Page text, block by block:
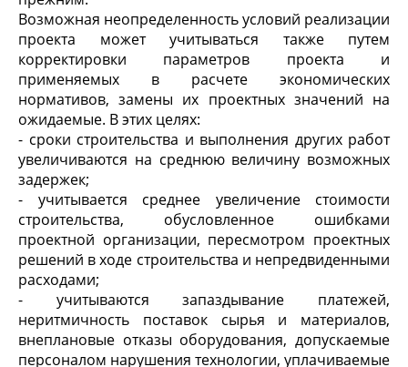
Возможная неопределенность условий реализации
проекта может учитываться также путем
корректировки параметров проекта и
применяемых в расчете экономических
нормативов, замены их проектных значений на
ожидаемые. В этих целях:
- сроки строительства и выполнения других работ
увеличиваются на среднюю величину возможных
задержек;
- учитывается среднее увеличение стоимости
строительства, обусловленное ошибками
проектной организации, пересмотром проектных
решений в ходе строительства и непредвиденными
расходами;
- учитываются запаздывание платежей,
неритмичность поставок сырья и материалов,
внеплановые отказы оборудования, допускаемые
персоналом нарушения технологии, уплачиваемые